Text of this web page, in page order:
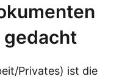
gedacht
Privates) ist die